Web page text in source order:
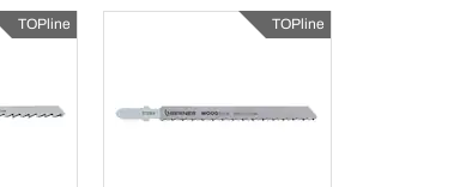
TOPline TOPline